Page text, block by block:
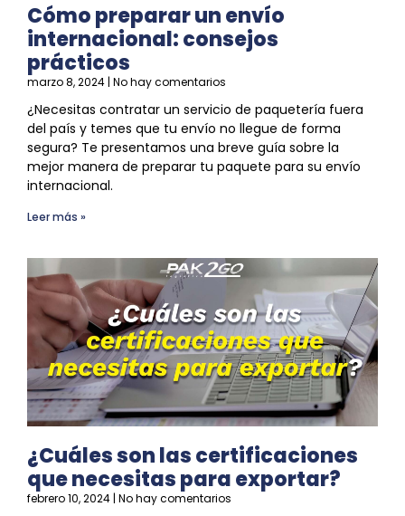
Cómo preparar un envío
internacional: consejos
prácticos
marzo 8, 2024 No hay comentarios
¿Necesitas contratar un servicio de paquetería fuera
del país y temes que tu envío no llegue de forma
segura? Te presentamos una breve guía sobre la
mejor manera de preparar tu paquete para su envío
internacional.
Leer más »
¿Cuáles son las certificaciones
que necesitas para exportar?
febrero 10, 2024 No hay comentarios